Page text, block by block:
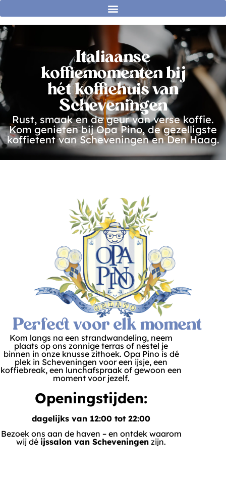
Italiaanse
koffiemomenten bij
hét koffiehuis van
Scheveningen
Rust, smaak en de geur van verse koffie.
Kom genieten bij Opa Pino, de gezelligste
koffietent van Scheveningen en Den Haag.
Perfect voor elk moment
Kom langs na een strandwandeling, neem
plaats op ons zonnige terras of nestel je
binnen in onze knusse zithoek. Opa Pino is dé
plek in Scheveningen voor een ijsje, een
koffiebreak, een lunchafspraak of gewoon een
moment voor jezelf.
Openingstijden:
dagelijks van 12:00 tot 22:00
Bezoek ons aan de haven – en ontdek waarom
wij dé ijssalon van Scheveningen zijn.